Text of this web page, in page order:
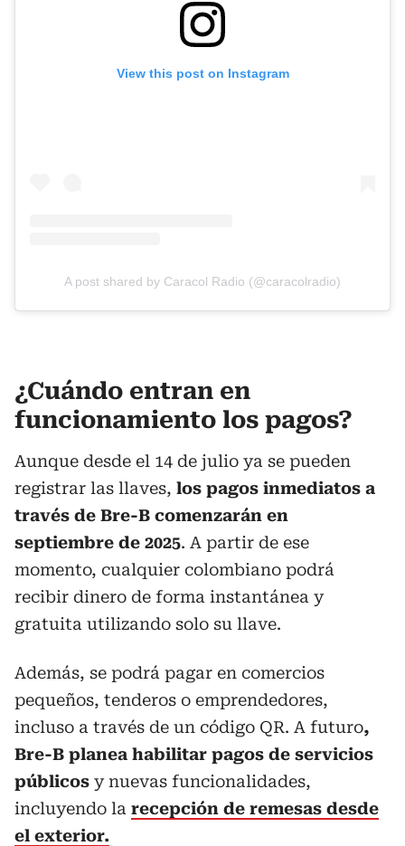
View this post on Instagram
A post shared by Caracol Radio (@caracolradio)
¿Cuándo entran en
funcionamiento los pagos?
Aunque desde el 14 de julio ya se pueden
registrar las llaves, los pagos inmediatos a
través de Bre-B comenzarán en
septiembre de 2025. A partir de ese
momento, cualquier colombiano podrá
recibir dinero de forma instantánea y
gratuita utilizando solo su llave.
Además, se podrá pagar en comercios
pequeños, tenderos o emprendedores,
incluso a través de un código QR. A futuro,
Bre-B planea habilitar pagos de servicios
públicos y nuevas funcionalidades,
incluyendo la recepción de remesas desde
el exterior.